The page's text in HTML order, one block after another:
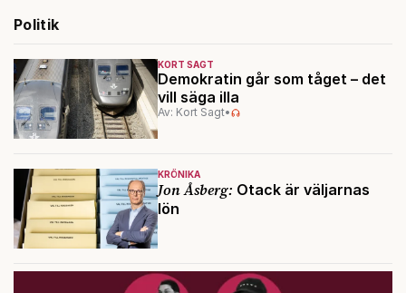
Politik
KORT SAGT
Demokratin går som tåget – det
vill säga illa
Av: Kort Sagt•
KRÖNIKA
Jon Åsberg: Otack är väljarnas
lön